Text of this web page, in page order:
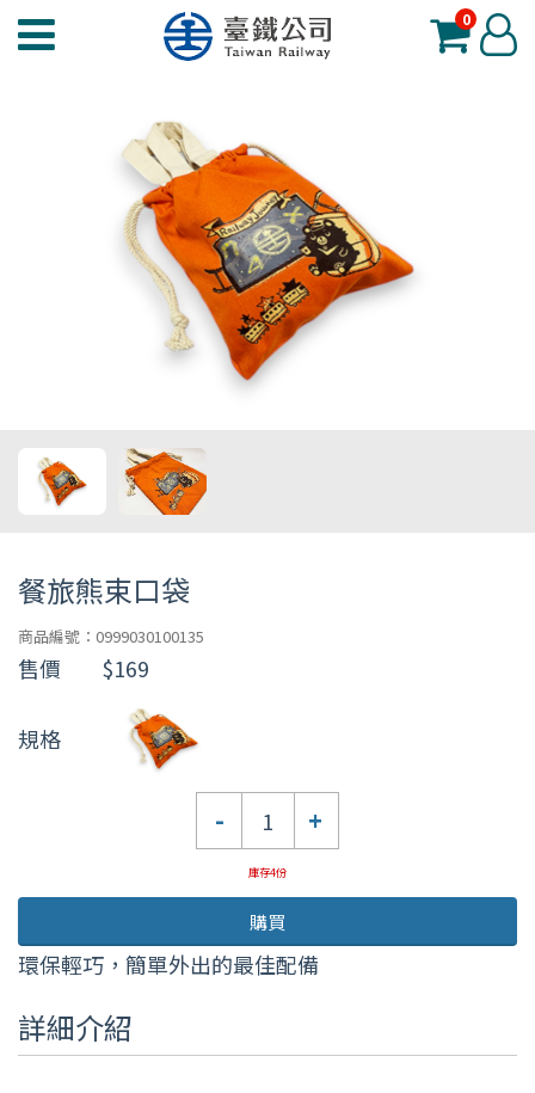
臺
0 登
入
餐旅熊束口袋
商品編號：0999030100135
售價 $169
規格
- +
庫存4份
購買
環保輕巧，簡單外出的最佳配備
詳細介紹